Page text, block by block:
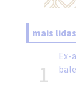
mais lidas
1
Ex-